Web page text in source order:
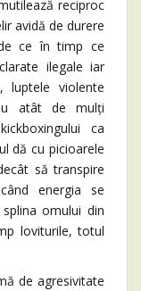
reciproc
avidă de durere
ce în timp ce
ilegale iar
luptele violente
atât de mulți
ca
dă cu picioarele
să transpire
energia se
omului din
loviturile, totul
de agresivitate